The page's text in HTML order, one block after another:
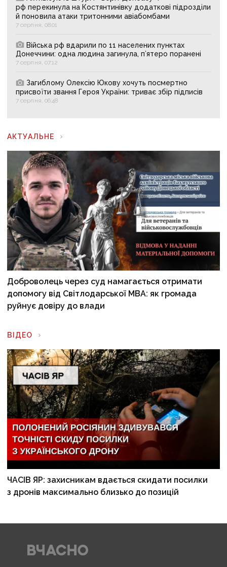
рф перекинула на Костянтинівку додаткові підрозділи
й поновила атаки тритонними авіабомбами
7 серпня, 08:01
Війська рф вдарили по 11 населених пунктах
Донеччини: одна людина загинула, п’ятеро поранені
7 серпня, 07:12
Загиблому Олексію Юкову хочуть посмертно
присвоїти звання Героя України: триває збір підписів
7 серпня, 06:48
АКТУАЛЬНЕ
Доброволець через суд намагається отримати
допомогу від Світлодарської МВА: як громада
руйнує довіру до влади
ВІДЕО
ЧАСІВ ЯР: захисникам вдається скидати посилки
з дронів максимально близько до позицій